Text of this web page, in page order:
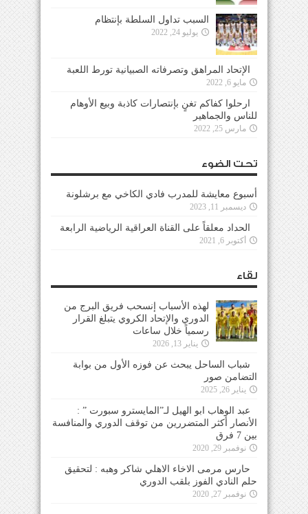
السبب تداول السلطة بإنتظام
يوليو 24, 2022
الإتحاد المراهق وتصرفاته الصبيانية تورط اللعبة
مايو 6, 2022
ارحلوا كفاكم تغنٍ بإنتصارات كاذبة وبيع الأوهام
للناس والجماهير
مارس 25, 2022
تحت الضوء
أسبوع معايشة للمدرب فادي الكاخي مع برشلونة
ديسمبر 11, 2023
الحداد معلقاً على القناة العراقية الرياضية الرابعة
أكتوبر 6, 2021
لقاء
لهذه الأسباب إنسحب فريق البرج من
الدوري والإتحاد الكروي يتبلغ القرار
رسمياً خلال ساعات
يناير 13, 2026
شباب الساحل يبحث عن فوزه الأول من بوابة
التضامن صور
يناير 26, 2025
عبد الوهاب ابو الهيل لـ”المايسترو سبورت ” :
الأنصار أكثر المتضررين من توقف الدوري والمنافسة
بين 7 فرق
نوفمبر 29, 2020
حارس مرمى الاخاء الاهلي شاكر وهبه : لتحقيق
حلم النادي الفوز بلقب الدوري
نوفمبر 27, 2020